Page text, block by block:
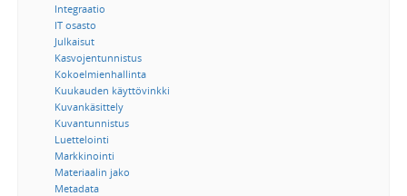
Integraatio
IT osasto
Julkaisut
Kasvojentunnistus
Kokoelmienhallinta
Kuukauden käyttövinkki
Kuvankäsittely
Kuvantunnistus
Luettelointi
Markkinointi
Materiaalin jako
Metadata